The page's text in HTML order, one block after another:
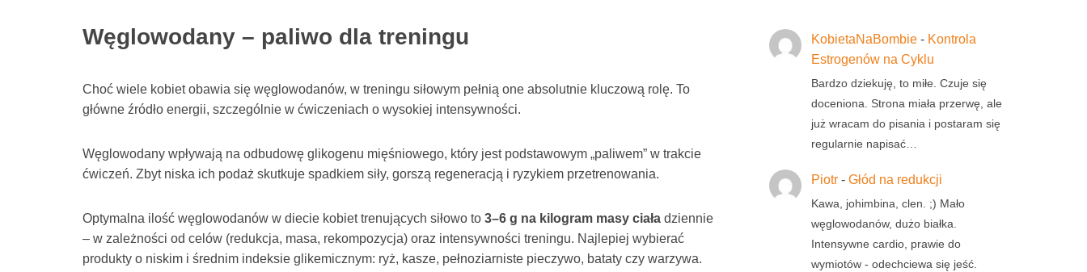
Węglowodany – paliwo dla treningu
Choć wiele kobiet obawia się węglowodanów, w treningu siłowym pełnią one absolutnie kluczową rolę. To
główne źródło energii, szczególnie w ćwiczeniach o wysokiej intensywności.
Węglowodany wpływają na odbudowę glikogenu mięśniowego, który jest podstawowym „paliwem” w trakcie
ćwiczeń. Zbyt niska ich podaż skutkuje spadkiem siły, gorszą regeneracją i ryzykiem przetrenowania.
Optymalna ilość węglowodanów w diecie kobiet trenujących siłowo to 3–6 g na kilogram masy ciała dziennie
– w zależności od celów (redukcja, masa, rekompozycja) oraz intensywności treningu. Najlepiej wybierać
produkty o niskim i średnim indeksie glikemicznym: ryż, kasze, pełnoziarniste pieczywo, bataty czy warzywa.
KobietaNaBombie - Kontrola
Estrogenów na Cyklu
Bardzo dziekuję, to miłe. Czuje się
doceniona. Strona miała przerwę, ale
już wracam do pisania i postaram się
regularnie napisać…
Piotr - Głód na redukcji
Kawa, johimbina, clen. ;) Mało
węglowodanów, dużo białka.
Intensywne cardio, prawie do
wymiotów - odechciewa się jeść.